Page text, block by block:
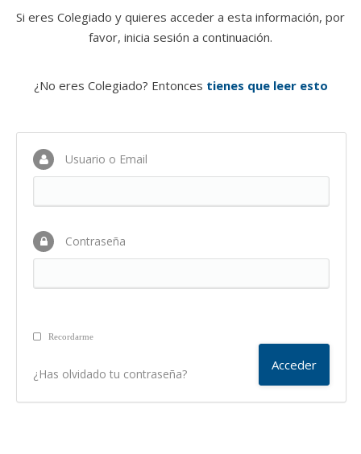
Si eres Colegiado y quieres acceder a esta información, por
favor, inicia sesión a continuación.
¿No eres Colegiado? Entonces tienes que leer esto
Usuario o Email
Contraseña
Recordarme
¿Has olvidado tu contraseña?